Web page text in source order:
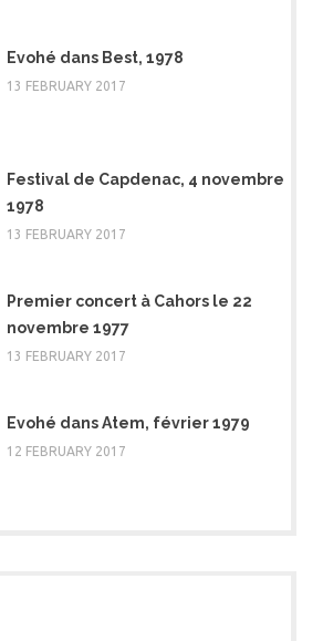
Evohé dans Best, 1978
13 FEBRUARY 2017
Festival de Capdenac, 4 novembre
1978
13 FEBRUARY 2017
Premier concert à Cahors le 22
novembre 1977
13 FEBRUARY 2017
Evohé dans Atem, février 1979
12 FEBRUARY 2017